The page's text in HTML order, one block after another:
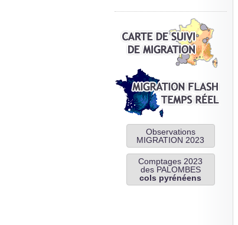
Observations
MIGRATION 2023
Comptages 2023
des PALOMBES
cols pyrénéens